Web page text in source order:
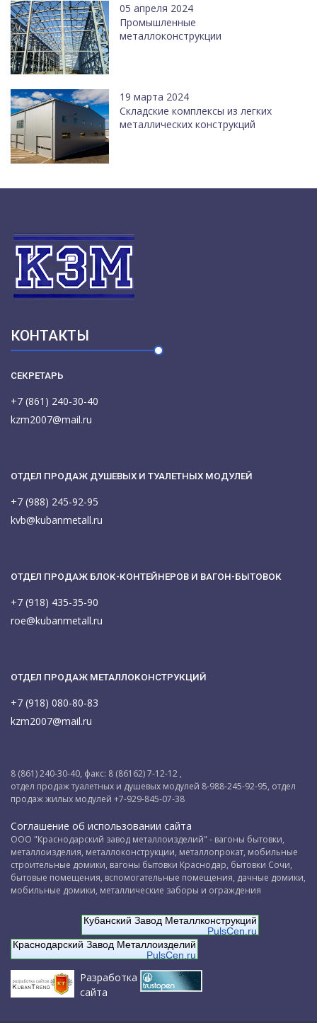
05 апреля 2024
Промышленные
металлоконструкции
19 марта 2024
Cкладские комплексы из легких
металлических конструкций
КОНТАКТЫ
СЕКРЕТАРЬ
+7 (861) 240-30-40
kzm2007@mail.ru
ОТДЕЛ ПРОДАЖ ДУШЕВЫХ И ТУАЛЕТНЫХ МОДУЛЕЙ
+7 (988) 245-92-95
kvb@kubanmetall.ru
ОТДЕЛ ПРОДАЖ БЛОК-КОНТЕЙНЕРОВ И ВАГОН-БЫТОВОК
+7 (918) 435-35-90
roe@kubanmetall.ru
ОТДЕЛ ПРОДАЖ МЕТАЛЛОКОНСТРУКЦИЙ
+7 (918) 080-80-83
kzm2007@mail.ru
8 (861) 240-30-40, факс: 8 (86162) 7-12-12 ,
отдел продаж туалетных и душевых модулей 8-988-245-92-95, отдел
продаж жилых модулей +7-929-845-07-38
Соглашение об использовании сайта
ООО "Краснодарский завод металлоизделий" - вагоны бытовки,
металлоизделия, металлоконструкции, металлопрокат, мобильные
строительные домики, вагоны бытовки Краснодар, бытовки Сочи,
бытовые помещения, вспомогательные помещения, дачные домики,
мобильные домики, металлические заборы и ограждения
Кубанский Завод Металлконструкций
PulsCen.ru
Краснодарский Завод Металлоизделий
PulsCen.ru
Разработка
сайта